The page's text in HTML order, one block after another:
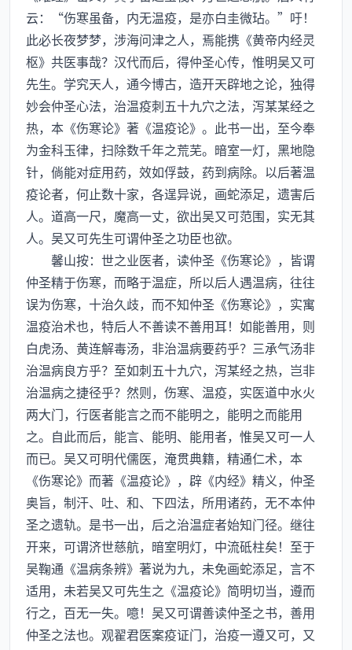
云：“伤寒虽备，内无温疫，是亦白圭微玷。”吁！
此必长夜梦梦，涉海问津之人，焉能携《黄帝内经灵
枢》共医事哉？汉代而后，得仲圣心传，惟明吴又可
先生。学究天人，通今博古，造开天辟地之论，独得
妙会仲圣心法，治温疫刺五十九穴之法，泻某某经之
热，本《伤寒论》著《温疫论》。此书一出，至今奉
为金科玉律，扫除数千年之荒芜。暗室一灯，黑地隐
针，倘能对症用药，效如俘鼓，药到病除。以后著温
疫论者，何止数十家，各逞异说，画蛇添足，遗害后
人。道高一尺，魔高一丈，欲出吴又可范围，实无其
人。吴又可先生可谓仲圣之功臣也欲。
馨山按：世之业医者，读仲圣《伤寒论》，皆谓
仲圣精于伤寒，而略于温症，所以后人遇温病，往往
误为伤寒，十治久歧，而不知仲圣《伤寒论》，实寓
温疫治术也，特后人不善读不善用耳！如能善用，则
白虎汤、黄连解毒汤，非治温病要药乎？三承气汤非
治温病良方乎？至如刺五十九穴，泻某经之热，岂非
治温病之捷径乎？然则，伤寒、温疫，实医道中水火
两大门，行医者能言之而不能明之，能明之而能用
之。自此而后，能言、能明、能用者，惟吴又可一人
而已。吴又可明代儒医，淹贯典籍，精通仁术，本
《伤寒论》而著《温疫论》，辟《内经》精义，仲圣
奥旨，制汗、吐、和、下四法，所用诸药，无不本仲
圣之遗轨。是书一出，后之治温症者始知门径。继往
开来，可谓济世慈航，暗室明灯，中流砥柱矣！至于
吴鞠通《温病条辨》著说为九，未免画蛇添足，言不
适用，未若吴又可先生之《温疫论》简明切当，遵而
行之，百无一失。噫！吴又可谓善读仲圣之书，善用
仲圣之法也。观翟君医案疫证门，治疫一遵又可，又